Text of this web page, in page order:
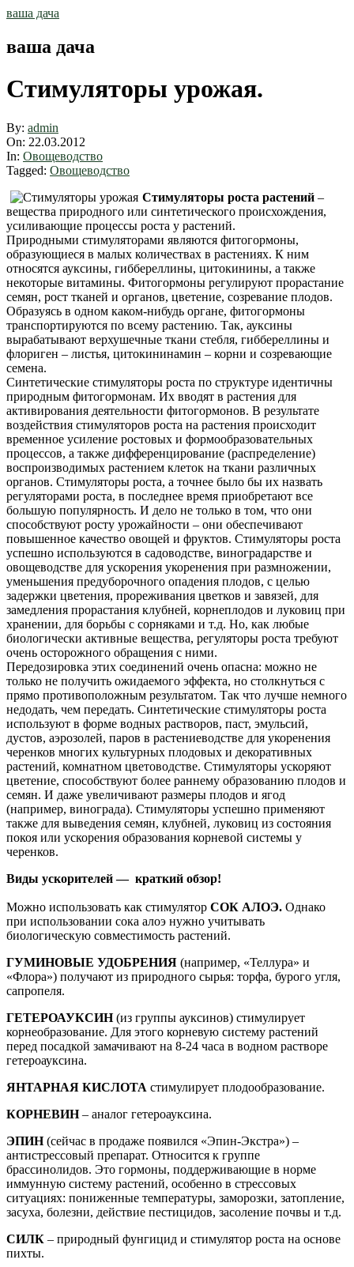
Skip
ваша дача
ваша дача
Стимуляторы урожая.
By: admin
On: 22.03.2012
In: Овощеводство
Tagged: Овощеводство
Стимуляторы роста растений –
вещества природного или синтетического происхождения,
усиливающие процессы роста у растений.
Природными стимуляторами являются фитогормоны,
образующиеся в малых количествах в растениях. К ним
относятся ауксины, гиббереллины, цитокинины, а также
некоторые витамины. Фитогормоны регулируют прорастание
семян, рост тканей и органов, цветение, созревание плодов.
Образуясь в одном каком-нибудь органе, фитогормоны
транспортируются по всему растению. Так, ауксины
вырабатывают верхушечные ткани стебля, гиббереллины и
флориген – листья, цитокининамин – корни и созревающие
семена.
Синтетические стимуляторы роста по структуре идентичны
природным фитогормонам. Их вводят в растения для
активирования деятельности фитогормонов. В результате
воздействия стимуляторов роста на растения происходит
временное усиление ростовых и формообразовательных
процессов, а также дифференцирование (распределение)
воспроизводимых растением клеток на ткани различных
органов. Стимуляторы роста, а точнее было бы их назвать
регуляторами роста, в последнее время приобретают все
большую популярность. И дело не только в том, что они
способствуют росту урожайности – они обеспечивают
повышенное качество овощей и фруктов. Стимуляторы роста
успешно используются в садоводстве, виноградарстве и
овощеводстве для ускорения укоренения при размножении,
уменьшения предуборочного опадения плодов, с целью
задержки цветения, прореживания цветков и завязей, для
замедления прорастания клубней, корнеплодов и луковиц при
хранении, для борьбы с сорняками и т.д. Но, как любые
биологически активные вещества, регуляторы роста требуют
очень осторожного обращения с ними.
Передозировка этих соединений очень опасна: можно не
только не получить ожидаемого эффекта, но столкнуться с
прямо противоположным результатом. Так что лучше немного
недодать, чем передать. Синтетические стимуляторы роста
используют в форме водных растворов, паст, эмульсий,
дустов, аэрозолей, паров в растениеводстве для укоренения
черенков многих культурных плодовых и декоративных
растений, комнатном цветоводстве. Стимуляторы ускоряют
цветение, способствуют более раннему образованию плодов и
семян. И даже увеличивают размеры плодов и ягод
(например, винограда). Стимуляторы успешно применяют
также для выведения семян, клубней, луковиц из состояния
покоя или ускорения образования корневой системы у
черенков.
Виды ускорителей — краткий обзор!
Можно использовать как стимулятор СОК АЛОЭ. Однако
при использовании сока алоэ нужно учитывать
биологическую совместимость растений.
ГУМИНОВЫЕ УДОБРЕНИЯ (например, «Теллура» и
«Флора») получают из природного сырья: торфа, бурого угля,
сапропеля.
ГЕТЕРОАУКСИН(из группы ауксинов) стимулирует
корнеобразование. Для этого корневую систему растений
перед посадкой замачивают на 8-24 часа в водном растворе
гетероауксина.
ЯНТАРНАЯ КИСЛОТА стимулирует плодообразование.
КОРНЕВИН– аналог гетероауксина.
ЭПИН(сейчас в продаже появился «Эпин-Экстра») –
антистрессовый препарат. Относится к группе
брассинолидов. Это гормоны, поддерживающие в норме
иммунную систему растений, особенно в стрессовых
ситуациях: пониженные температуры, заморозки, затопление,
засуха, болезни, действие пестицидов, засоление почвы и т.д.
СИЛК – природный фунгицид и стимулятор роста на основе
пихты.